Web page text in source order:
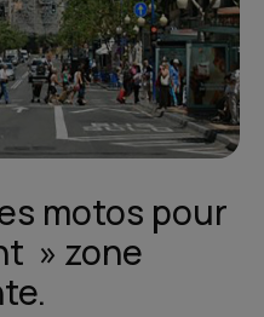
motos pour
» zone